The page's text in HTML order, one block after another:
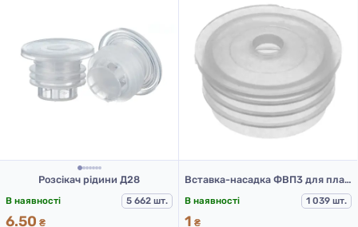
Розсікач рідини Д28
В наявності 5 662 шт.
6.50 ₴
Вставка-насадка ФВП3 для пластикових флаконів
В наявності 1 039 шт.
1 ₴